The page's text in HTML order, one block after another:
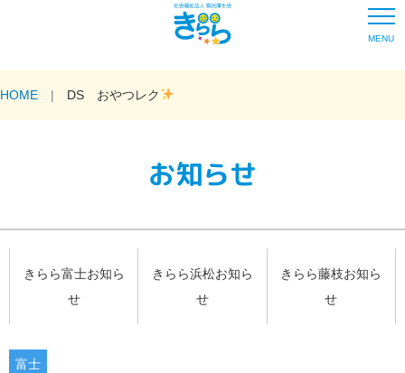
MENU
HOME DS おやつレク
お知らせ
きらら富士お知ら
せ
きらら浜松お知ら
せ
きらら藤枝お知ら
せ
富士